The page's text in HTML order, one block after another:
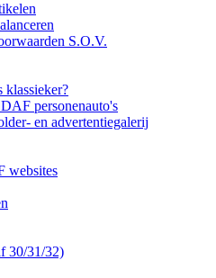
S.O.V.
klassieker?
personenauto's
en advertentiegalerij
websites
30/31/32)